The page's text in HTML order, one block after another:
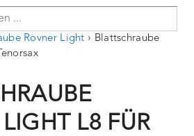
Rovner Light › Blattschraube
L8 FÜR